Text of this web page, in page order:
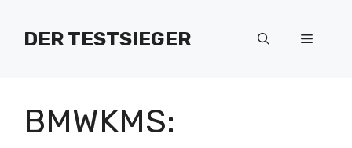
Inhalt
springenDER TESTSIEGER Menü
BMWKMS: